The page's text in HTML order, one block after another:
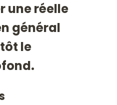
une réelle
général
le